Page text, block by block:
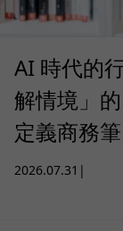
AI 時代的
解情境」
定義商務
2026.07.31 |